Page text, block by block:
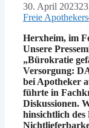
30. April 2023
Freie
Herxheim, im
Unsere
„Bürokratie
Versorgung:
bei Apotheker
führte in
Diskussionen.
hinsichtlich des